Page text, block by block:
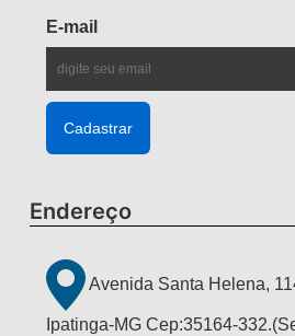
E-mail
Endereço
Avenida Santa Helena,
Ipatinga-MG Cep:35164-